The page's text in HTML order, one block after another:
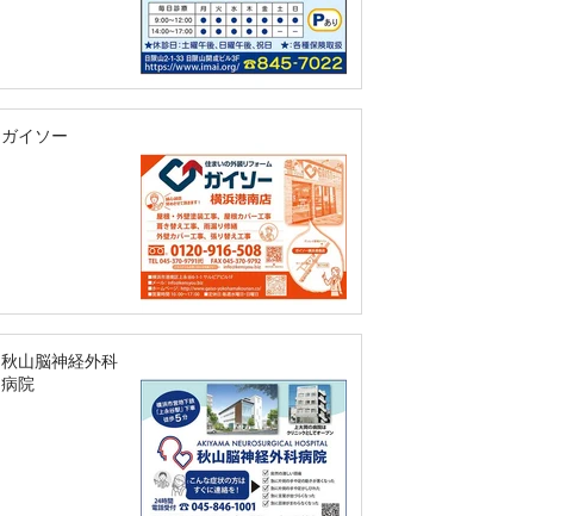
ガイソー
秋山脳神経外科
病院